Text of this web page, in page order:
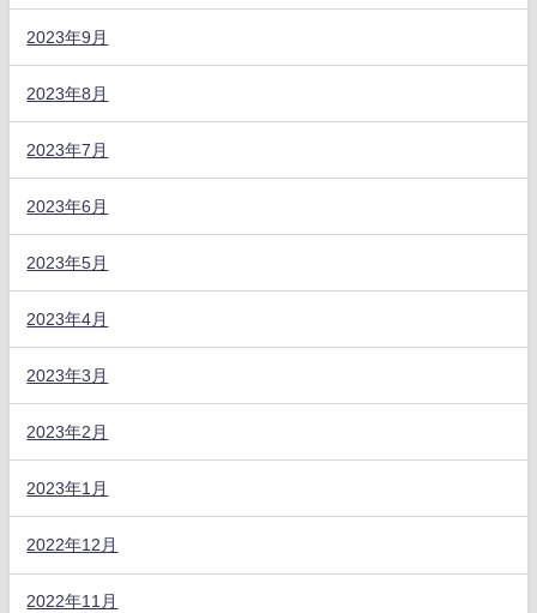
2023年9月
2023年8月
2023年7月
2023年6月
2023年5月
2023年4月
2023年3月
2023年2月
2023年1月
2022年12月
2022年11月